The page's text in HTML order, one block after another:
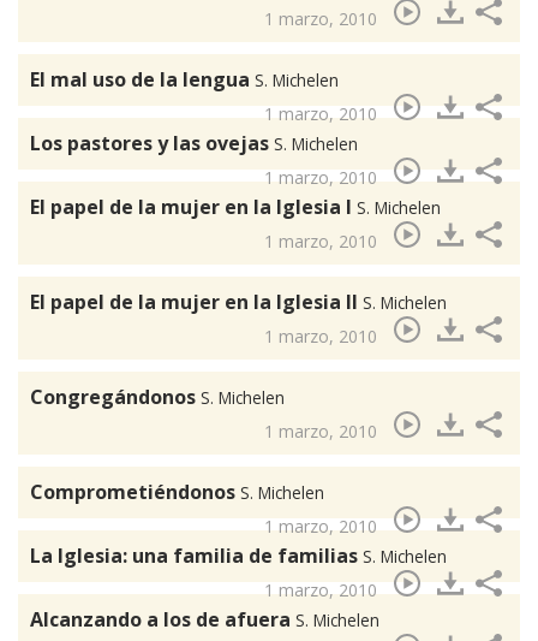
1 marzo, 2010
El mal uso de la lengua S. Michelen
1 marzo, 2010
Los pastores y las ovejas S. Michelen
1 marzo, 2010
El papel de la mujer en la Iglesia I S. Michelen
1 marzo, 2010
El papel de la mujer en la Iglesia II S. Michelen
1 marzo, 2010
Congregándonos S. Michelen
1 marzo, 2010
Comprometiéndonos S. Michelen
1 marzo, 2010
La Iglesia: una familia de familias S. Michelen
1 marzo, 2010
Alcanzando a los de afuera S. Michelen